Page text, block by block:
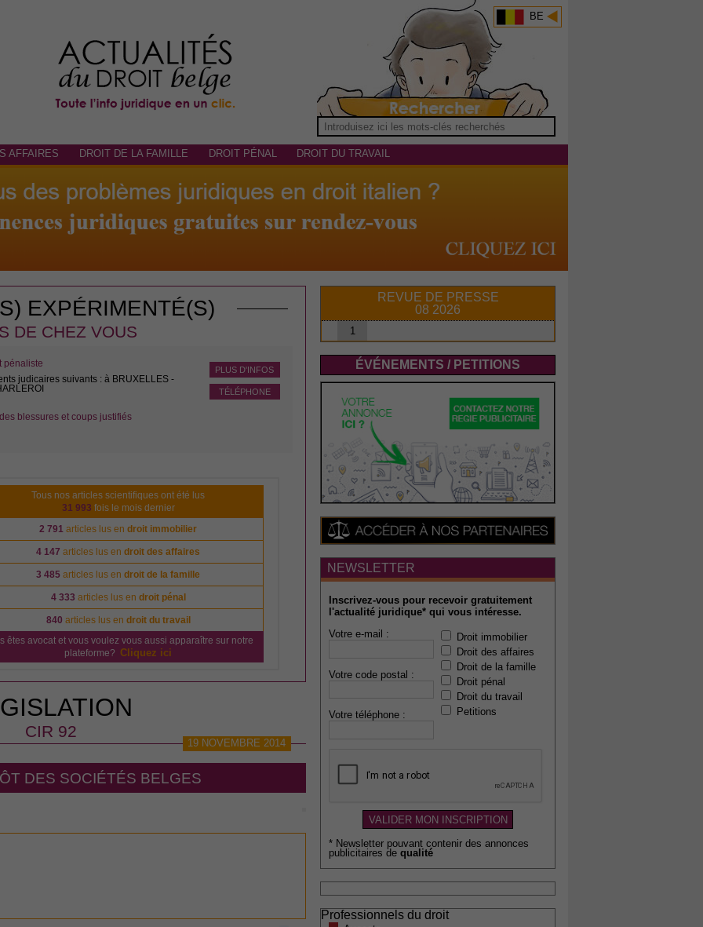
BE
AFFAIRES DROIT DE LA FAMILLE DROIT PÉNAL DROIT DU TRAVAIL
EXPÉRIMENTÉ(S)
DE CHEZ VOUS
PLUS D'INFOS
TÉLÉPHONE
pénaliste
judicaires suivants : à BRUXELLES -
blessures et coups justifiés
Tous nos articles scientifiques ont été lus
31 993 fois le mois dernier
2 791 articles lus endroit immobilier
4 147 articles lus endroit des affaires
3 485 articles lus endroit de la famille
4 333 articles lus en droit pénal
840 articles lus en droit du travail
êtes avocat et vous voulez vous aussi apparaître sur notre
plateforme? Cliquez ici
CIR 92
19 NOVEMBRE 2014
DES SOCIÉTÉS BELGES
REVUE DE PRESSE
08 2026
1
ÉVÉNEMENTS / PETITIONS
NEWSLETTER
Inscrivez-vous pour recevoir gratuitement
l'actualité juridique* qui vous intéresse.
Votre e-mail :
Votre code postal :
Votre téléphone :
Droit immobilier
Droit des affaires
Droit de la famille
Droit pénal
Droit du travail
Petitions
* Newsletter pouvant contenir des annonces
publicitaires de qualité
Professionnels du droit